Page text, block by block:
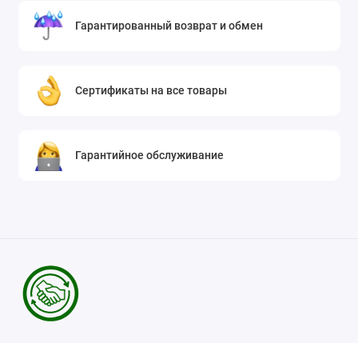
Гарантированный возврат и обмен
Сертификаты на все товары
Гарантийное обслуживание